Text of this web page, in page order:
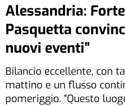
Alessandria:
Pasquetta
nuovi eventi”
Bilancio eccellente, con
mattino e un flusso
pomeriggio. "Questo